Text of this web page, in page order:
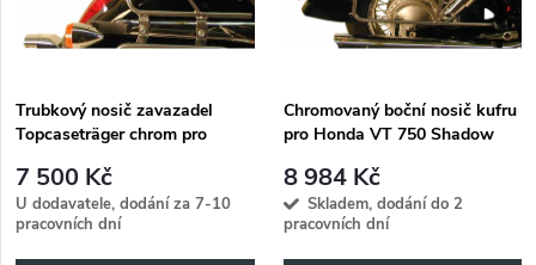
í
p
r
o
i
s
p
r
Trubkový nosič zavazadel
Topcaseträger chrom pro
-2007)
7 500 Kč
U dodavatele, dodání za 7-10
pracovních dní
Chromovaný boční nosič kufru
pro Honda VT 750 Shadow
8 984 Kč
Skladem, dodání do 2
pracovních dní